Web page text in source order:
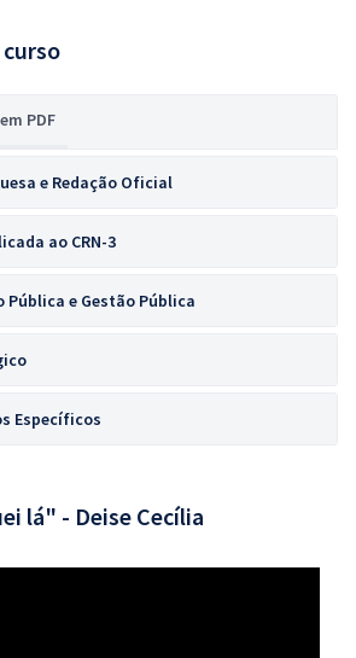
PDF
e Redação Oficial
ao CRN-3
e Gestão Pública
Específicos
lá" - Deise Cecília